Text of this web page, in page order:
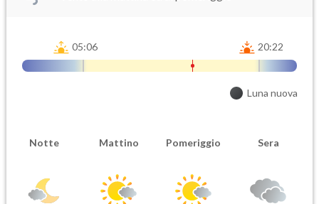
05:06 20:22
Luna nuova
Notte Mattino Pomeriggio Sera